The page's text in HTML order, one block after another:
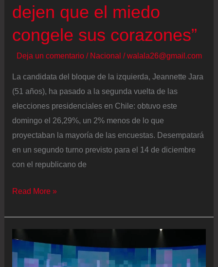
dejen que el miedo
congele sus corazones”
Deja un comentario / Nacional /walala26@gmail.com
La candidata del bloque de la izquierda, Jeannette Jara
(51 años), ha pasado a la segunda vuelta de las
elecciones presidenciales en Chile: obtuvo este
domingo el 26,29%, un 2% menos de lo que
proyectaban la mayoría de las encuestas. Desempatará
en un segundo turno previsto para el 14 de diciembre
con el republicano de
Jeannette
“No
Read More »